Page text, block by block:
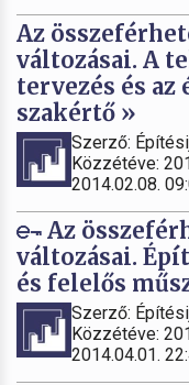
Az
változásai. A
tervezés és
szakértő »
Szerző:
Közzétéve:
2014.02.08.
Az
változásai.
és felelős
Szerző:
Közzétéve:
2014.04.01.